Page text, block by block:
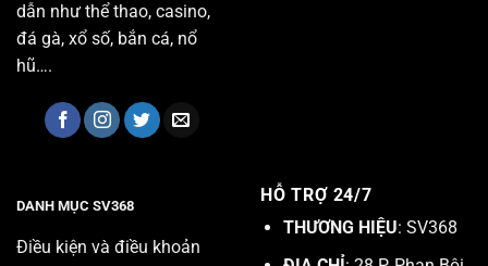
dẫn như thể thao, casino,
đá gà, xổ số, bắn cá, nổ
hũ….
DANH MỤC SV368
Điều kiện và điều khoản
HỖ TRỢ 24/7
THƯƠNG HIỆU: SV368